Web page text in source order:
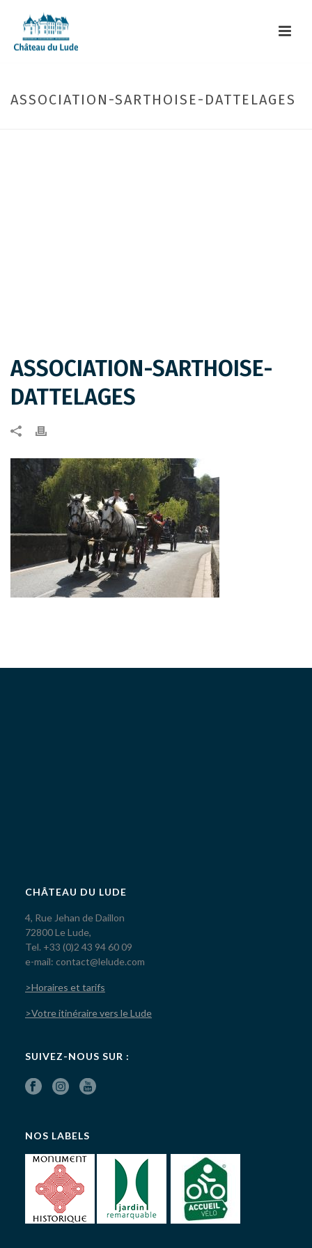
ASSOCIATION-SARTHOISE-DATTELAGES
ASSOCIATION-SARTHOISE-
DATTELAGES
CHÂTEAU DU LUDE
4, Rue Jehan de Daillon
72800 Le Lude,
Tel. +33 (0)2 43 94 60 09
e-mail: contact@lelude.com
>Horaires et tarifs
>Votre itinéraire vers le Lude
SUIVEZ-NOUS SUR :
NOS LABELS